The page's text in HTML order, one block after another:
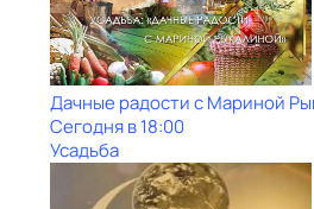
Дачные радости с Мариной
Сегодня в 18:00
Усадьба